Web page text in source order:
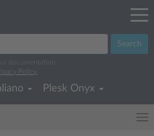
Search
documentation.
Policy
Plesk Onyx